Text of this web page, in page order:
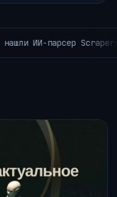
Нейросетевая машина